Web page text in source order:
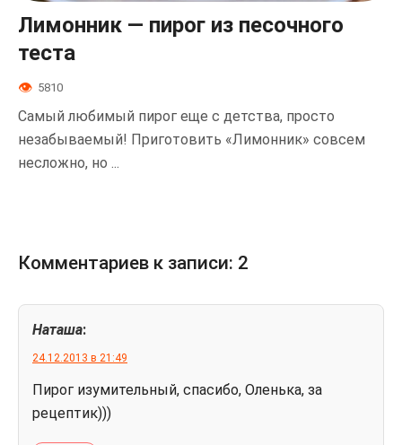
Лимонник — пирог из песочного
теста
5810
Самый любимый пирог еще с детства, просто
незабываемый! Приготовить «Лимонник» совсем
несложно, но ...
Комментариев к записи: 2
Наташа:
24.12.2013 в 21:49
Пирог изумительный, спасибо, Оленька, за
рецептик)))